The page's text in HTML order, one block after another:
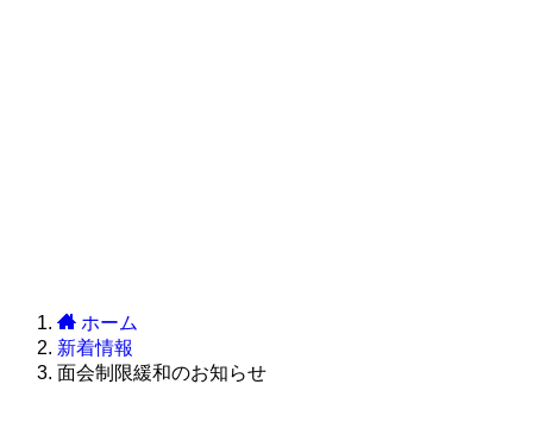
ホーム
新着情報
面会制限緩和のお知らせ